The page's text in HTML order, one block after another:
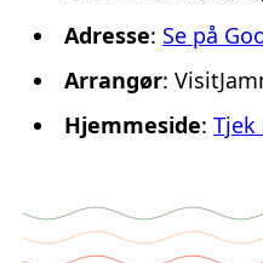
Adresse: Se på
Arrangør:
Hjemmeside: